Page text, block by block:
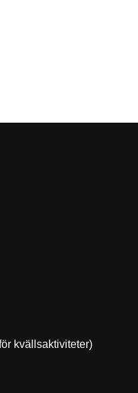
kvällsaktiviteter)